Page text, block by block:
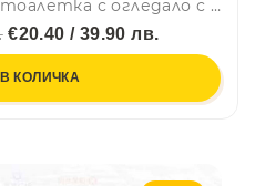
Елегантна момичешка тоалетка с огледало с 360-градусово въртене Lumera Beauty 2000
€20.40 / 39.90 лв.
КОЛИЧКА